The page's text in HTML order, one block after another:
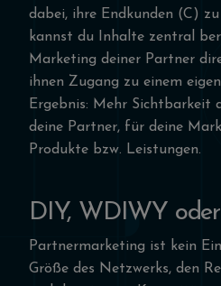
dabei, ihre Endkunden (C)
kannst du Inhalte zentral
Marketing deiner Partner
ihnen Zugang zu einem
Ergebnis: Mehr Sichtbarkeit
deine Partner, für deine
Produkte bzw. Leistungen.
DIY, WDIWY
Partnermarketing ist kein
Größe des Netzwerks, den